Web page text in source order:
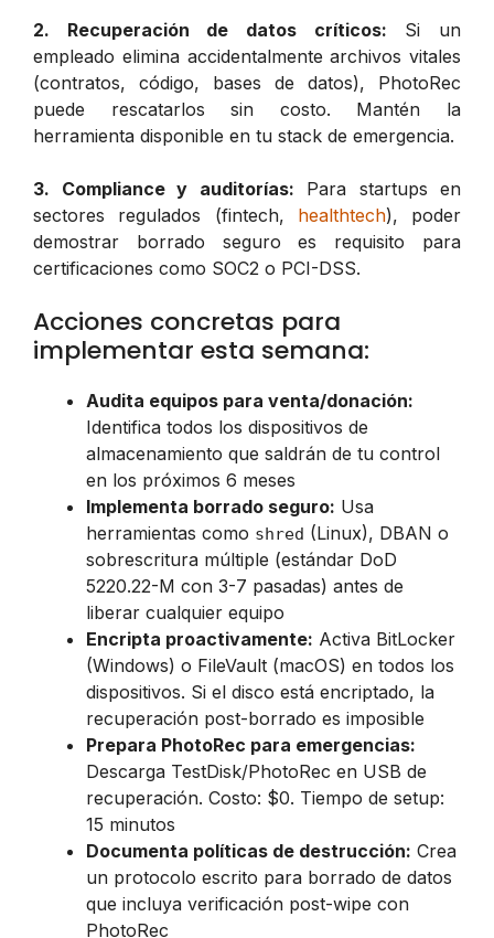
2. Recuperación de datos críticos: Si un
empleado elimina accidentalmente archivos vitales
(contratos, código, bases de datos), PhotoRec
puede rescatarlos sin costo. Mantén la
herramienta disponible en tu stack de emergencia.
3. Compliance y auditorías: Para startups en
sectores regulados (fintech, healthtech), poder
demostrar borrado seguro es requisito para
certificaciones como SOC2 o PCI-DSS.
Acciones concretas para
implementar esta semana:
Audita equipos para venta/donación:
Identifica todos los dispositivos de
almacenamiento que saldrán de tu control
en los próximos 6 meses
Implementa borrado seguro: Usa
herramientas como shred (Linux), DBAN o
sobrescritura múltiple (estándar DoD
5220.22-M con 3-7 pasadas) antes de
liberar cualquier equipo
Encripta proactivamente: Activa BitLocker
(Windows) o FileVault (macOS) en todos los
dispositivos. Si el disco está encriptado, la
recuperación post-borrado es imposible
Prepara PhotoRec para emergencias:
Descarga TestDisk/PhotoRec en USB de
recuperación. Costo: $0. Tiempo de setup:
15 minutos
Documenta políticas de destrucción: Crea
un protocolo escrito para borrado de datos
que incluya verificación post-wipe con
PhotoRec